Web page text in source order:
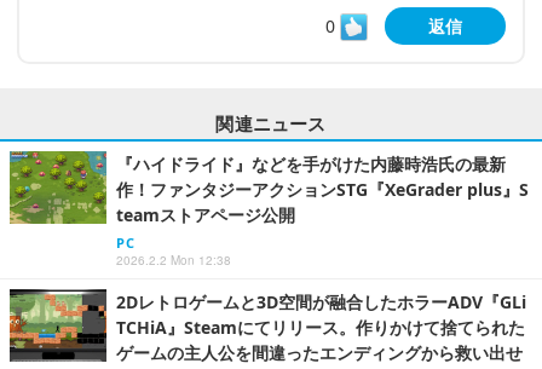
0
返信
関連ニュース
『ハイドライド』などを手がけた内藤時浩氏の最新
作！ファンタジーアクションSTG『XeGrader plus』S
teamストアページ公開
PC
2026.2.2 Mon 12:38
2Dレトロゲームと3D空間が融合したホラーADV『GLi
TCHiA』Steamにてリリース。作りかけて捨てられた
ゲームの主人公を間違ったエンディングから救い出せ